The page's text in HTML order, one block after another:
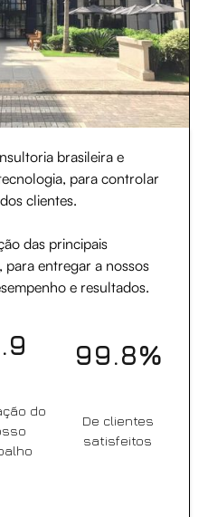
brasileira e
para controlar
clientes.
das principais
entregar a nossos
e resultados.
do
99.8%
De clientes
satisfeitos